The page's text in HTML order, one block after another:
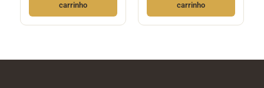
carrinho
carrinho